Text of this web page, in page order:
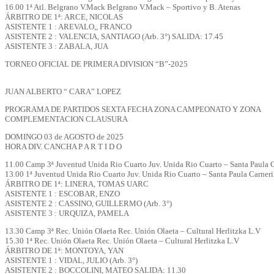
16.00 1ª Atl. Belgrano V.Mack Belgrano V.Mack – Sportivo y B. Atenas
ÁRBITRO DE 1ª: ARCE, NICOLAS
ASISTENTE 1 : AREVALO,, FRANCO
ASISTENTE 2 : VALENCIA, SANTIAGO (Arb. 3°) SALIDA: 17.45
ASISTENTE 3 : ZABALA, JUA
TORNEO OFICIAL DE PRIMERA DIVISION “B”-2025
JUAN ALBERTO “ CARA” LOPEZ
PROGRAMA DE PARTIDOS SEXTA FECHA ZONA CAMPEONATO Y ZONA
COMPLEMENTACION CLAUSURA
DOMINGO 03 de AGOSTO de 2025
HORA DIV. CANCHA P A R T I D O
11.00 Camp 3ª Juventud Unida Rio Cuarto Juv. Unida Rio Cuarto – Santa Paula
13.00 1ª Juventud Unida Rio Cuarto Juv. Unida Rio Cuarto – Santa Paula
ÁRBITRO DE 1ª: LINERA, TOMAS UARC
ASISTENTE 1 : ESCOBAR, ENZO
ASISTENTE 2 : CASSINO, GUILLERMO (Arb. 3°)
ASISTENTE 3 : URQUIZA, PAMELA
13.30 Camp 3ª Rec. Unión Olaeta Rec. Unión Olaeta – Cultural Herlitzka L.V
15.30 1ª Rec. Unión Olaeta Rec. Unión Olaeta – Cultural Herlitzka L.V
ÁRBITRO DE 1ª: MONTOYA, YAN
ASISTENTE 1 : VIDAL, JULIO (Arb. 3°)
ASISTENTE 2 : BOCCOLINI, MATEO SALIDA: 11.30